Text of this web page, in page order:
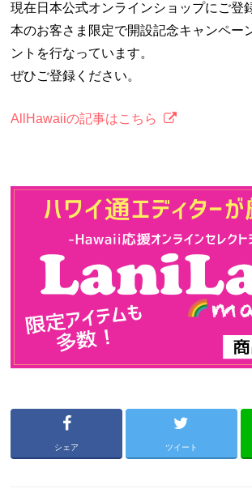
現在日本公式オンラインショップにご登
本のお客さま限定で開設記念キャンペー
ントを行なっています。
ぜひご登録ください。
AllHawaiiの記事はこちら
シェア ツイート